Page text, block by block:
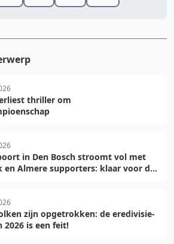
thriller om
in Den Bosch stroomt vol met
en Almere supporters: klaar voor de
zijn opgetrokken: de eredivisie-
2026 is een feit!